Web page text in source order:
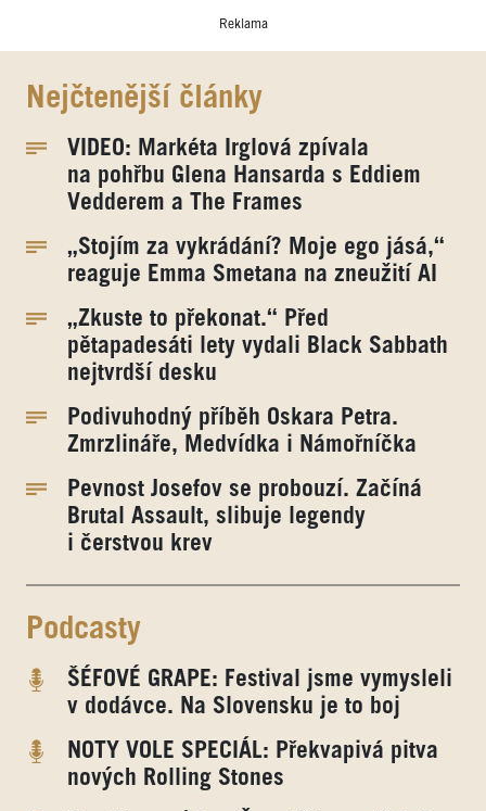
Reklama
Nejčtenější články
VIDEO: Markéta Irglová zpívala
na pohřbu Glena Hansarda s Eddiem
Vedderem a The Frames
„Stojím za vykrádání? Moje ego jásá,“
reaguje Emma Smetana na zneužití AI
„Zkuste to překonat.“ Před
pětapadesáti lety vydali Black Sabbath
nejtvrdší desku
Podivuhodný příběh Oskara Petra.
Zmrzlináře, Medvídka i Námořníčka
Pevnost Josefov se probouzí. Začíná
Brutal Assault, slibuje legendy
i čerstvou krev
Podcasty
ŠÉFOVÉ GRAPE: Festival jsme vymysleli
v dodávce. Na Slovensku je to boj
NOTY VOLE SPECIÁL: Překvapivá pitva
nových Rolling Stones